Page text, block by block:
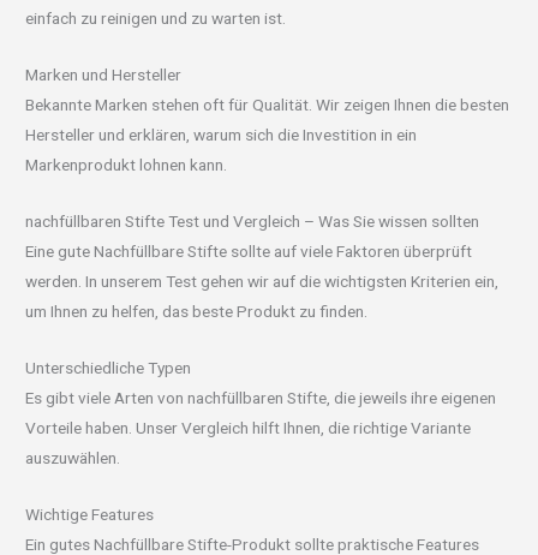
einfach zu reinigen und zu warten ist.
Marken und Hersteller
Bekannte Marken stehen oft für Qualität. Wir zeigen Ihnen die besten
Hersteller und erklären, warum sich die Investition in ein
Markenprodukt lohnen kann.
nachfüllbaren Stifte Test und Vergleich – Was Sie wissen sollten
Eine gute Nachfüllbare Stifte sollte auf viele Faktoren überprüft
werden. In unserem Test gehen wir auf die wichtigsten Kriterien ein,
um Ihnen zu helfen, das beste Produkt zu finden.
Unterschiedliche Typen
Es gibt viele Arten von nachfüllbaren Stifte, die jeweils ihre eigenen
Vorteile haben. Unser Vergleich hilft Ihnen, die richtige Variante
auszuwählen.
Wichtige Features
Ein gutes Nachfüllbare Stifte-Produkt sollte praktische Features